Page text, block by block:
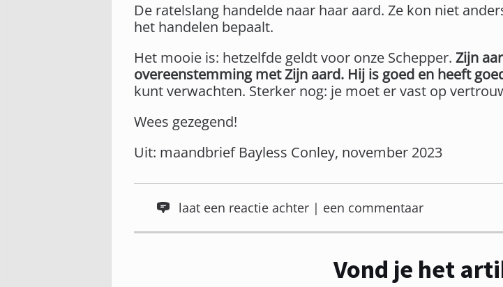
De ratelslang handelde naar haar aard. Ze kon niet
het handelen bepaalt.
Het mooie is: hetzelfde geldt voor onze Schepper. Zijn
overeenstemming met Zijn aard. Hij is goed en heeft
kunt verwachten. Sterker nog: je moet er vast op
Wees gezegend!
Uit: maandbrief Bayless Conley, november 2023
laat een reactie achter | een commentaar
Vond je het